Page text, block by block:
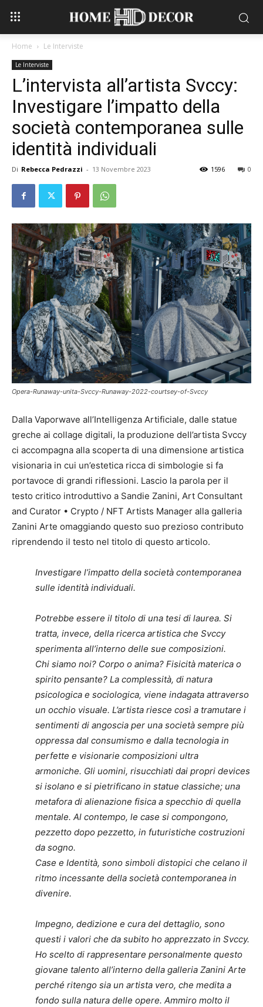
Home Le Interviste
Le Interviste
L’intervista all’artista Svccy:
Investigare l’impatto della
società contemporanea sulle
identità individuali
Di Rebecca Pedrazzi - 13 Novembre 2023 0
1596
Opera-Runaway-unita-Svccy-Runaway-2022-courtsey-of-Svccy
Dalla Vaporwave all’Intelligenza Artificiale, dalle statue
greche ai collage digitali, la produzione dell’artista Svccy
ci accompagna alla scoperta di una dimensione artistica
visionaria in cui un’estetica ricca di simbologie si fa
portavoce di grandi riflessioni. Lascio la parola per il
testo critico introduttivo a Sandie Zanini, Art Consultant
and Curator • Crypto / NFT Artists Manager alla galleria
Zanini Arte omaggiando questo suo prezioso contributo
riprendendo il testo nel titolo di questo articolo.
Investigare l’impatto della società contemporanea
sulle identità individuali.
Potrebbe essere il titolo di una tesi di laurea. Si
tratta, invece, della ricerca artistica che Svccy
sperimenta all’interno delle sue composizioni.
Chi siamo noi? Corpo o anima? Fisicità materica o
spirito pensante? La complessità, di natura
psicologica e sociologica, viene indagata attraverso
un occhio visuale. L’artista riesce così a tramutare i
sentimenti di angoscia per una società sempre più
oppressa dal consumismo e dalla tecnologia in
perfette e visionarie composizioni ultra
armoniche. Gli uomini, risucchiati dai propri devices
si isolano e si pietrificano in statue classiche; una
metafora di alienazione fisica a specchio di quella
mentale. Al contempo, le case si compongono,
pezzetto dopo pezzetto, in futuristiche costruzioni
da sogno.
Case e Identità, sono simboli distopici che celano il
ritmo incessante della società contemporanea in
divenire.
Impegno, dedizione e cura del dettaglio, sono
questi i valori che da subito ho apprezzato in Svccy.
Ho scelto di rappresentare personalmente questo
giovane talento all’interno della galleria Zanini Arte
perché ritengo sia un artista vero, che medita a
fondo sulla natura delle opere. Ammiro molto il